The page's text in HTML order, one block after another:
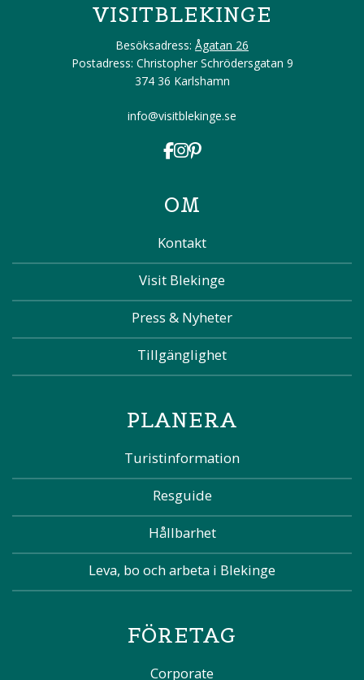
VISITBLEKINGE
Besöksadress: Ågatan 26
Postadress: Christopher Schrödersgatan 9
374 36 Karlshamn
info@visitblekinge.se
OM
Kontakt
Visit Blekinge
Press & Nyheter
Tillgänglighet
PLANERA
Turistinformation
Resguide
Hållbarhet
Leva, bo och arbeta i Blekinge
FÖRETAG
Corporate